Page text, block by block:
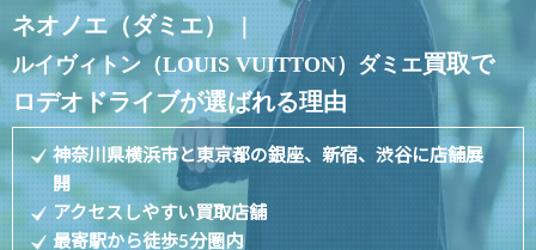
ネオノエ（ダミエ）｜
ルイヴィトン（LOUIS VUITTON） ダミエ買取で
ロデオドライブが選ばれる理由
神奈川県横浜市と東京都の銀座、新宿、渋谷に店舗展
開
アクセスしやすい買取店舗
最寄駅から徒歩5分圏内